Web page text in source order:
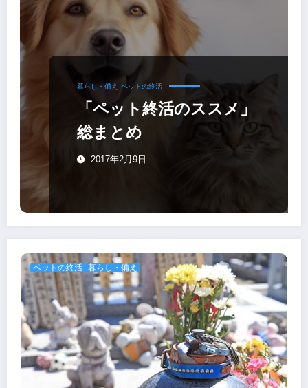
暮らし・備え ペットの終活
「ペット終活のススメ」
総まとめ
2017年2月9日
ペットの終活 暮らし・備え